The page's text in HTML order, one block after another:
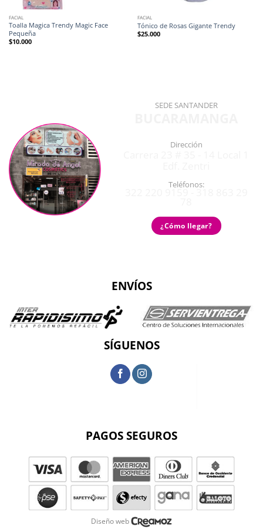
FACIAL
Toalla Magica Trendy Magic Face
Pequeña
$10.000
FACIAL
Tónico de Rosas Gigante Trendy
$25.000
SEDE SANTANDER
Dirección
Teléfonos:
¿Cómo llegar?
ENVÍOS
SÍGUENOS
PAGOS SEGUROS
Diseño web